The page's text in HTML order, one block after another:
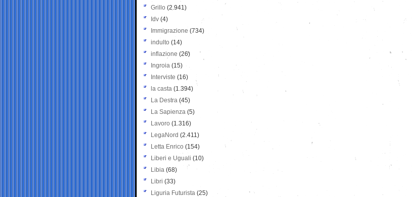
Grillo (2.941)
Idv (4)
Immigrazione (734)
indulto (14)
inflazione (26)
Ingroia (15)
Interviste (16)
la casta (1.394)
La Destra (45)
La Sapienza (5)
Lavoro (1.316)
LegaNord (2.411)
Letta Enrico (154)
Liberi e Uguali (10)
Libia (68)
Libri (33)
Liguria Futurista (25)